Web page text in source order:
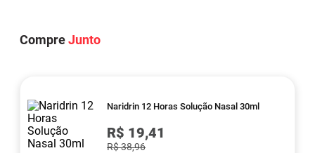
CompreJunto
Naridrin 12 Horas Solução Nasal 30ml
R$ 19,41
R$ 38,96